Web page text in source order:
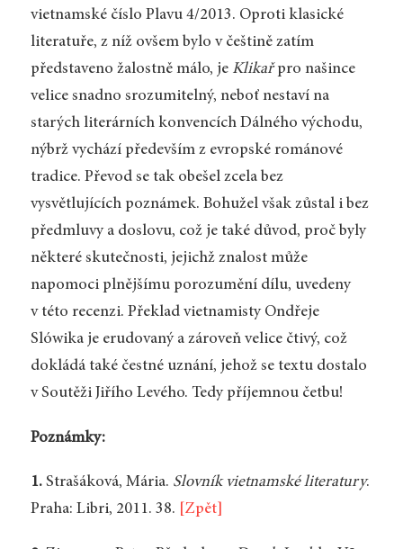
vietnamské číslo Plavu 4/2013. Oproti klasické
literatuře, z níž ovšem bylo v češtině zatím
představeno žalostně málo, je Klikařpro našince
velice snadno srozumitelný, neboť nestaví na
starých literárních konvencích Dálného východu,
nýbrž vychází především z evropské románové
tradice. Převod se tak obešel zcela bez
vysvětlujících poznámek. Bohužel však zůstal i bez
předmluvy a doslovu, což je také důvod, proč byly
některé skutečnosti, jejichž znalost může
napomoci plnějšímu porozumění dílu, uvedeny
v této recenzi. Překlad vietnamisty Ondřeje
Slówika je erudovaný a zároveň velice čtivý, což
dokládá také čestné uznání, jehož se textu dostalo
v Soutěži Jiřího Levého. Tedy příjemnou četbu!
Poznámky:
1.Strašáková, Mária. Slovník vietnamské literatury.
Praha: Libri, 2011. 38.
[Zpět]